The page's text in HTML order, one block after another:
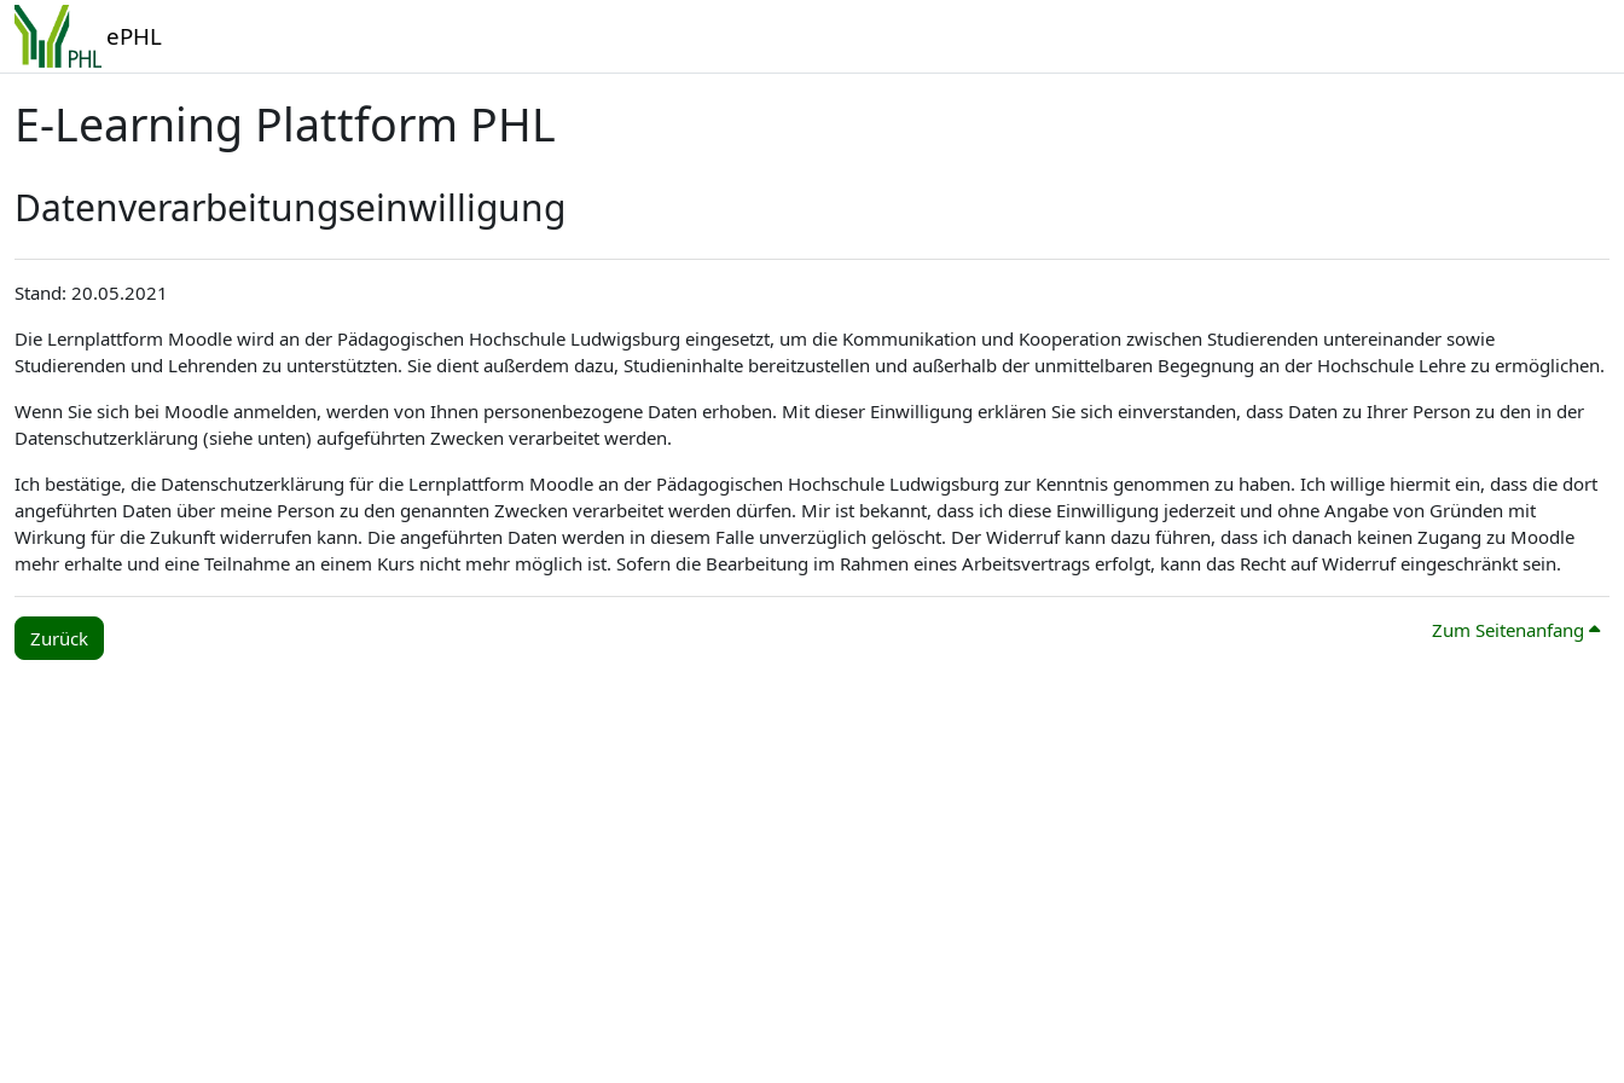
Zum Hauptinhalt
ePHL
E-Learning Plattform PHL
Datenverarbeitungseinwilligung
Stand: 20.05.2021
Die Lernplattform Moodle wird an der Pädagogischen Hochschule Ludwigsburg eingesetzt, um die Kommunikation und Kooperation zwischen Studierenden untereinander sowie
Studierenden und Lehrenden zu unterstützten. Sie dient außerdem dazu, Studieninhalte bereitzustellen und außerhalb der unmittelbaren Begegnung an der Hochschule Lehre zu ermöglichen.
Wenn Sie sich bei Moodle anmelden, werden von Ihnen personenbezogene Daten erhoben. Mit dieser Einwilligung erklären Sie sich einverstanden, dass Daten zu Ihrer Person zu den in der
Datenschutzerklärung (siehe unten) aufgeführten Zwecken verarbeitet werden.
Ich bestätige, die Datenschutzerklärung für die Lernplattform Moodle an der Pädagogischen Hochschule Ludwigsburg zur Kenntnis genommen zu haben. Ich willige hiermit ein, dass die dort
angeführten Daten über meine Person zu den genannten Zwecken verarbeitet werden dürfen. Mir ist bekannt, dass ich diese Einwilligung jederzeit und ohne Angabe von Gründen mit
Wirkung für die Zukunft widerrufen kann. Die angeführten Daten werden in diesem Falle unverzüglich gelöscht. Der Widerruf kann dazu führen, dass ich danach keinen Zugang zu Moodle
mehr erhalte und eine Teilnahme an einem Kurs nicht mehr möglich ist. Sofern die Bearbeitung im Rahmen eines Arbeitsvertrags erfolgt, kann das Recht auf Widerruf eingeschränkt sein.
Zurück Zum Seitenanfang